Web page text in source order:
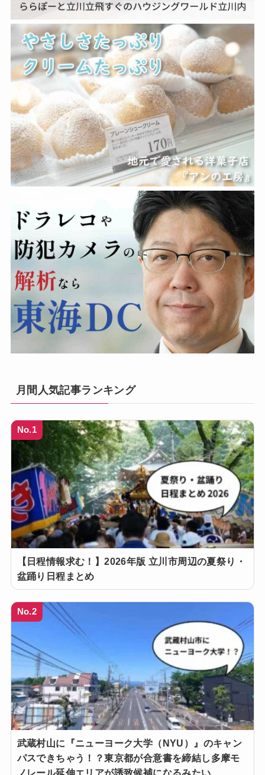
月間人気記事ランキング
No.1
【日程情報求む！】2026年版 立川市周辺の夏祭り・
盆踊り日程まとめ
No.2
武蔵村山に『ニューヨーク大学（NYU）』のキャン
パスできちゃう！？東京都が合意書を締結し多摩モ
ノレール延伸エリアが誘致候補になるみたい